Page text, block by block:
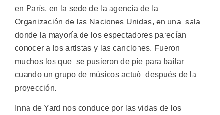
en París, en la sede de la agencia de la
Organización de las Naciones Unidas, en una sala
donde la mayoría de los espectadores parecían
conocer a los artistas y las canciones. Fueron
muchos los que se pusieron de pie para bailar
cuando un grupo de músicos actuó después de la
proyección.
Inna de Yard nos conduce por las vidas de los